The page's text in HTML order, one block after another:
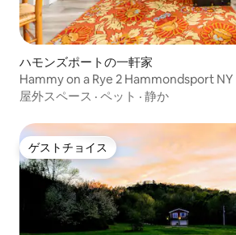
ハモンズポートの一軒家
Hammy on a Rye 2 Hammondsport NY
屋外スペース · ペット · 静か
ゲストチョイス
ゲストチョイス